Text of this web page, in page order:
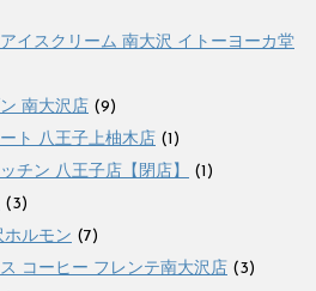
イスクリーム 南大沢 イトーヨーカ堂
南大沢店 (9)
ト 八王子上柚木店 (1)
チン 八王子店【閉店】
(1)
(3)
ルモン (7)
コーヒー フレンテ南大沢店 (3)